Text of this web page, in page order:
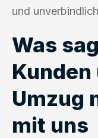
und
Was
Kunden
Umzug
mit uns